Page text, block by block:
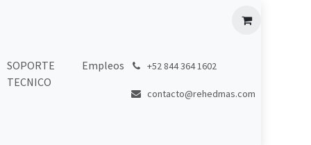
SOPORTE
TECNICO
Empleos +52 844 364 1602
contacto@rehedmas.com